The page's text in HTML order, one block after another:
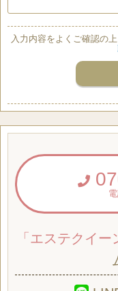
入力内容をよくご確認の
「エステクイー